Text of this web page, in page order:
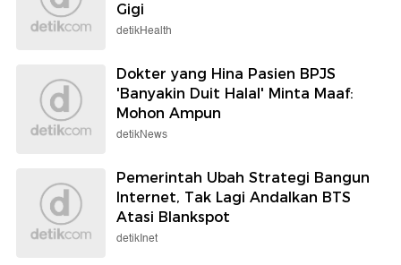
Gigi
detikHealth
Dokter yang Hina Pasien BPJS
'Banyakin Duit Halal' Minta Maaf:
Mohon Ampun
detikNews
Pemerintah Ubah Strategi Bangun
Internet, Tak Lagi Andalkan BTS
Atasi Blankspot
detikInet